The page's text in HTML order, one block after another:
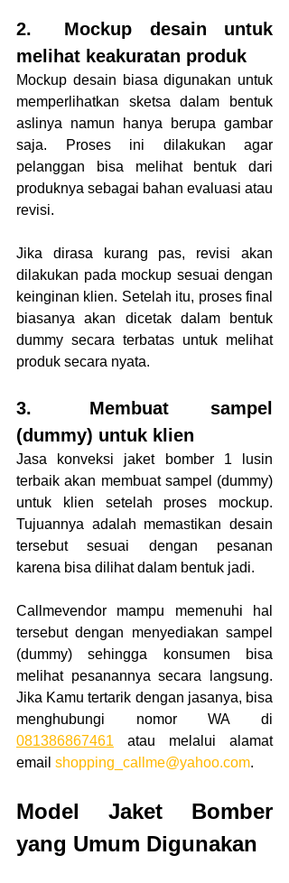
2.	Mockup desain untuk
melihat keakuratan produk
Mockup desain biasa digunakan untuk
memperlihatkan sketsa dalam bentuk
aslinya namun hanya berupa gambar
saja. Proses ini dilakukan agar
pelanggan bisa melihat bentuk dari
produknya sebagai bahan evaluasi atau
revisi.
Jika dirasa kurang pas, revisi akan
dilakukan pada mockup sesuai dengan
keinginan klien. Setelah itu, proses final
biasanya akan dicetak dalam bentuk
dummy secara terbatas untuk melihat
produk secara nyata.
3.	Membuat sampel
(dummy) untuk klien
Jasa konveksi jaket bomber 1 lusin
terbaik akan membuat sampel (dummy)
untuk klien setelah proses mockup.
Tujuannya adalah memastikan desain
tersebut sesuai dengan pesanan
karena bisa dilihat dalam bentuk jadi.
Callmevendor mampu memenuhi hal
tersebut dengan menyediakan sampel
(dummy) sehingga konsumen bisa
melihat pesanannya secara langsung.
Jika Kamu tertarik dengan jasanya, bisa
081386867461 atau melalui alamat
email shopping_callme@yahoo.com.
Model Jaket Bomber
yang Umum Digunakan